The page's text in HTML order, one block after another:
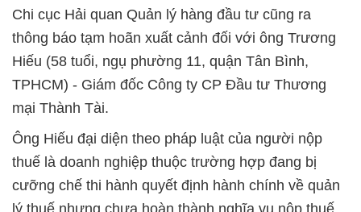
Chi cục Hải quan Quản lý hàng đầu tư cũng ra
thông báo tạm hoãn xuất cảnh đối với ông Trương
Hiếu (58 tuổi, ngụ phường 11, quận Tân Bình,
TPHCM) - Giám đốc Công ty CP Đầu tư Thương
mại Thành Tài.
Ông Hiếu đại diện theo pháp luật của người nộp
thuế là doanh nghiệp thuộc trường hợp đang bị
cưỡng chế thi hành quyết định hành chính về quản